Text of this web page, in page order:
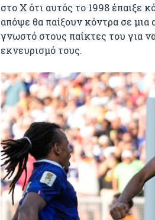
στο Χ ότι αυτός το 1998 έπαιξε
απόψε θα παίξουν κόντρα σε
γνωστό στους παίκτες του για
εκνευρισμό τους.